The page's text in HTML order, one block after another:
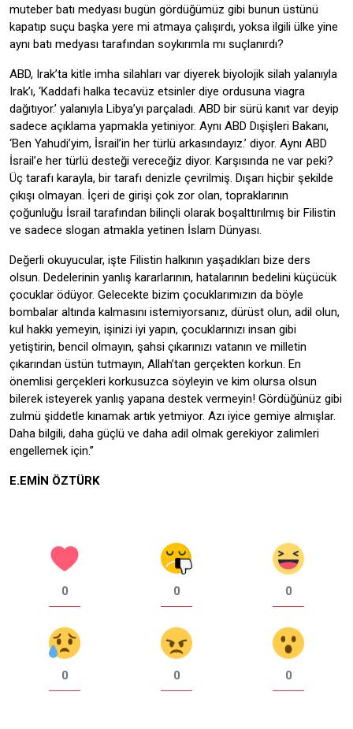
muteber batı medyası bugün gördüğümüz gibi bunun üstünü
kapatıp suçu başka yere mi atmaya çalışırdı, yoksa ilgili ülke yine
aynı batı medyası tarafından soykırımla mı suçlanırdı?
ABD, Irak’ta kitle imha silahları var diyerek biyolojik silah yalanıyla
Irak’ı, ‘Kaddafi halka tecavüz etsinler diye ordusuna viagra
dağıtıyor.’ yalanıyla Libya’yı parçaladı. ABD bir sürü kanıt var deyip
sadece açıklama yapmakla yetiniyor. Aynı ABD Dışişleri Bakanı,
‘Ben Yahudi’yim, İsrail’in her türlü arkasındayız.’ diyor. Aynı ABD
İsrail’e her türlü desteği vereceğiz diyor. Karşısında ne var peki?
Üç tarafı karayla, bir tarafı denizle çevrilmiş. Dışarı hiçbir şekilde
çıkışı olmayan. İçeri de girişi çok zor olan, topraklarının
çoğunluğu İsrail tarafından bilinçli olarak boşalttırılmış bir Filistin
ve sadece slogan atmakla yetinen İslam Dünyası.
Değerli okuyucular, işte Filistin halkının yaşadıkları bize ders
olsun. Dedelerinin yanlış kararlarının, hatalarının bedelini küçücük
çocuklar ödüyor. Gelecekte bizim çocuklarımızın da böyle
bombalar altında kalmasını istemiyorsanız, dürüst olun, adil olun,
kul hakkı yemeyin, işinizi iyi yapın, çocuklarınızı insan gibi
yetiştirin, bencil olmayın, şahsi çıkarınızı vatanın ve milletin
çıkarından üstün tutmayın, Allah’tan gerçekten korkun. En
önemlisi gerçekleri korkusuzca söyleyin ve kim olursa olsun
bilerek isteyerek yanlış yapana destek vermeyin! Gördüğünüz gibi
zulmü şiddetle kınamak artık yetmiyor. Azı iyice gemiye almışlar.
Daha bilgili, daha güçlü ve daha adil olmak gerekiyor zalimleri
engellemek için.”
E.EMİN ÖZTÜRK
0 0 0
0 0 0